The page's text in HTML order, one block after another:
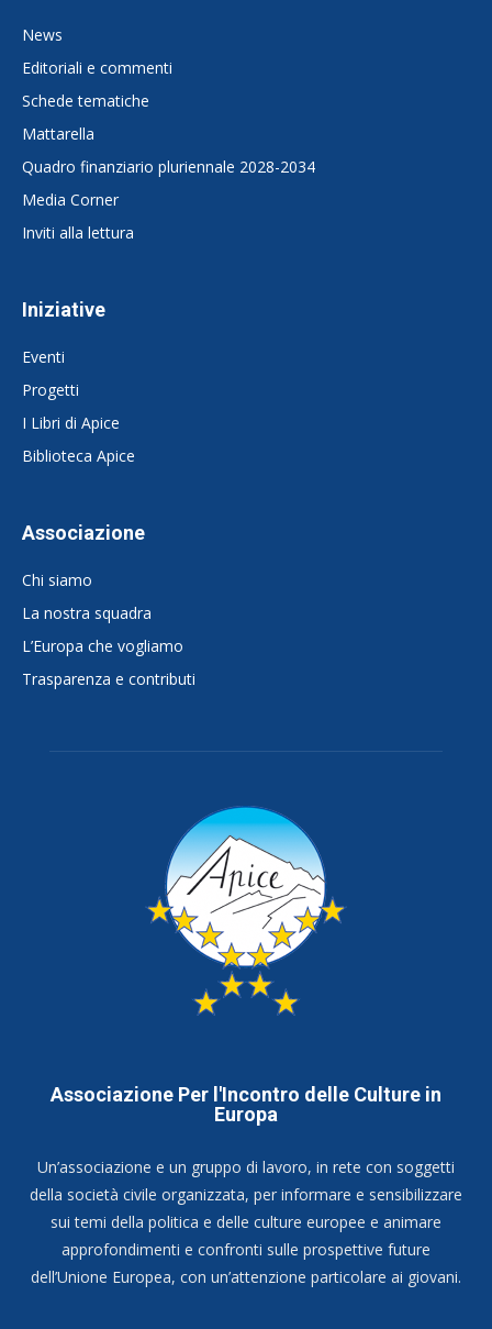
News
Editoriali e commenti
Schede tematiche
Mattarella
Quadro finanziario pluriennale 2028-2034
Media Corner
Inviti alla lettura
Iniziative
Eventi
Progetti
I Libri di Apice
Biblioteca Apice
Associazione
Chi siamo
La nostra squadra
L’Europa che vogliamo
Trasparenza e contributi
Associazione Per l'Incontro delle Culture in
Europa
Un’associazione e un gruppo di lavoro, in rete con soggetti
della società civile organizzata, per informare e sensibilizzare
sui temi della politica e delle culture europee e animare
approfondimenti e confronti sulle prospettive future
dell’Unione Europea, con un’attenzione particolare ai giovani.